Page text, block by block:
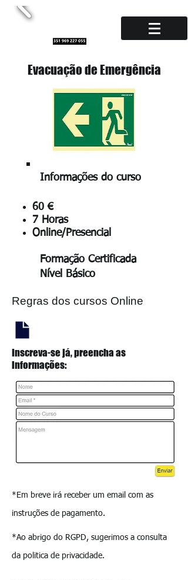
Evacuação de Emergência
Informações do curso
60 €
7 Horas
Online/Presencial
Formação Certificada
Nível
Básico
Regras dos cursos Online
Inscreva-se já, preencha as
informações:
*Em breve irá receber um email com as
instruções de pagamento.
*Ao abrigo do RGPD, sugerimos a consulta
da politica de privacidade.